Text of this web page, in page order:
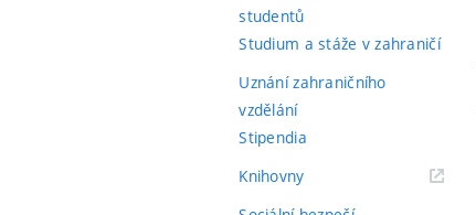
studentů
Studium a stáže v zahraničí
Uznání zahraničního
vzdělání
Stipendia
Knihovny(externí